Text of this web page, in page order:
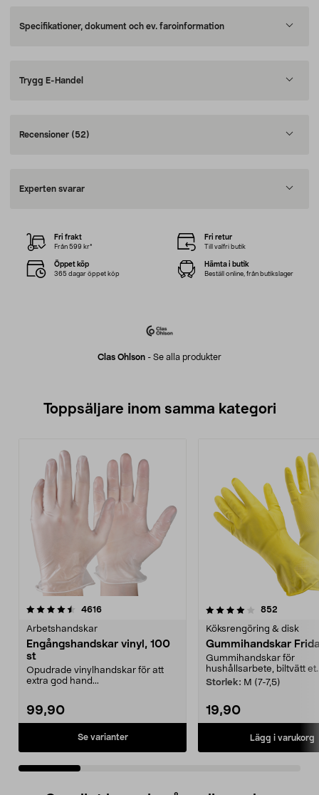
Specifikationer, dokument och ev. faroinformation
Trygg E-Handel
Recensioner (52)
Experten svarar
Clas Ohlson - Se alla produkter
Fri frakt
Från 599 kr*
Fri retur
Till valfri butik
Öppet köp
365 dagar öppet köp
Hämta i butik
Beställ online, från butikslager
Toppsäljare inom samma kategori
4616recensioner
Arbetshandskar
Engångshandskar vinyl, 100
st
Opudrade vinylhandskar för att
extra god hand...
99,90
Se varianter
4.0 av 5 stjärnor 852
Köksrengöring & disk
Gummihandskar
Gummihandskar för
hushållsarbete, biltvätt
Storlek: M (7-7,5)
19,90
Lägg i varukorg
4.0 av 5 stjärnor